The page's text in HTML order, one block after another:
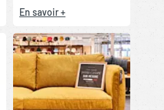
En savoir +